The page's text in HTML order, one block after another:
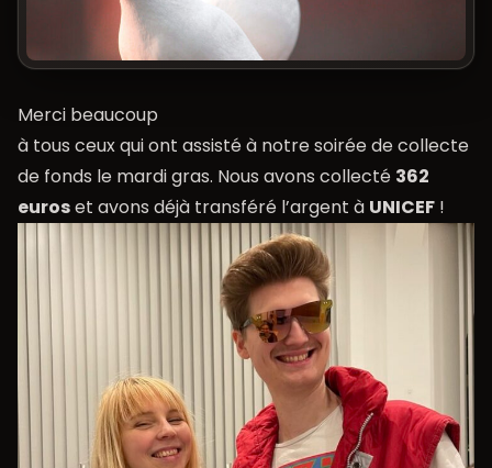
Merci beaucoup
à tous ceux qui ont assisté à notre soirée de collecte
de fonds le mardi gras. Nous avons collecté 362
euroset avons déjà transféré l’argent à UNICEF !